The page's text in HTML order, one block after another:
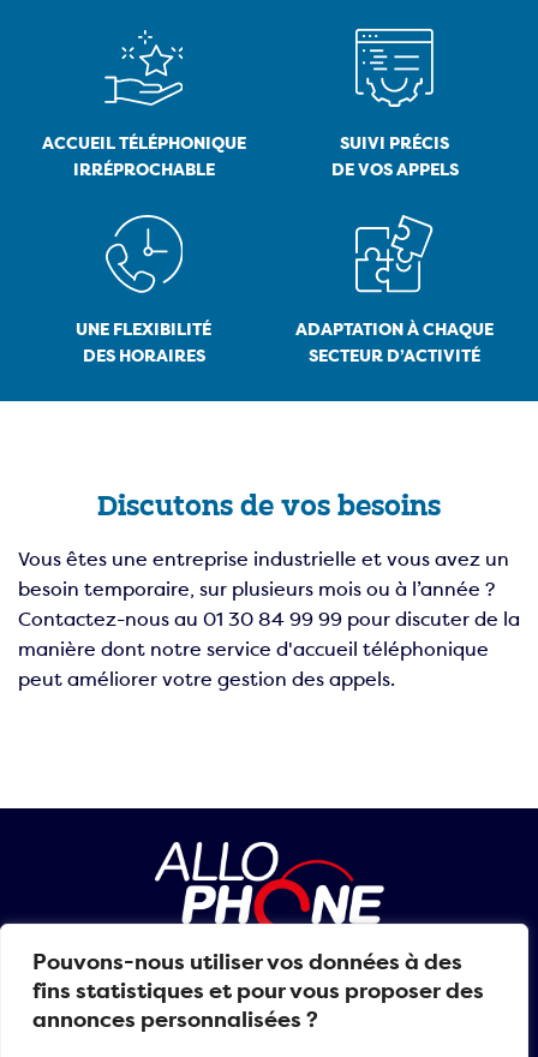
Pouvons-nous utiliser vos données à des
fins statistiques et pour vous proposer des
annonces personnalisées ?
ACCUEIL TÉLÉPHONIQUE
IRRÉPROCHABLE
SUIVI PRÉCIS
DE VOS APPELS
UNE FLEXIBILITÉ
DES HORAIRES
ADAPTATION À CHAQUE
SECTEUR D’ACTIVITÉ
Discutons de vos besoins
Vous êtes une entreprise industrielle et vous avez un
besoin temporaire, sur plusieurs mois ou à l’année ?
Contactez-nous au 01 30 84 99 99 pour discuter de la
manière dont notre service d'accueil téléphonique
peut améliorer votre gestion des appels.
01 30 84 99 99